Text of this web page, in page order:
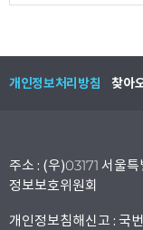
개인정보처리방침 찾아
주소 : (우)03171 서울
정보보호위원회
개인정보침해신고 : 국